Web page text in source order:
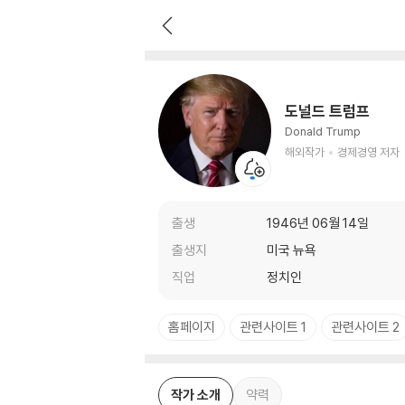
도널드 트럼프
Donald Trump
해외작가
경제경영 저자
출생
1946년 06월 14일
출생지
미국 뉴욕
직업
정치인
홈페이지 관련사이트 1 관련사이트 2
작가 소개 약력